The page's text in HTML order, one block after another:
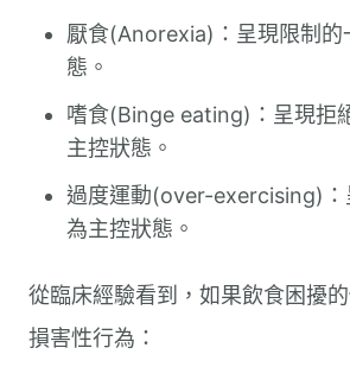
厭食(Anorexia)：呈現限制的
態。
嗜食(Binge eating)：呈現拒
主控狀態。
過度運動(over-exercising)：
為主控狀態。
從臨床經驗看到，如果飲食困擾
損害性行為：